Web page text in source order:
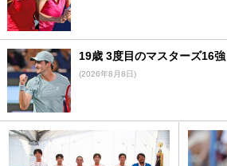
19歳 3度目のマスターズ16強
(2026年8月8日)